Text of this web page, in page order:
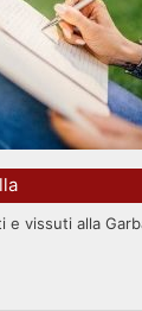
e vissuti alla